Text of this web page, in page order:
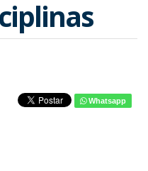
Whatsapp